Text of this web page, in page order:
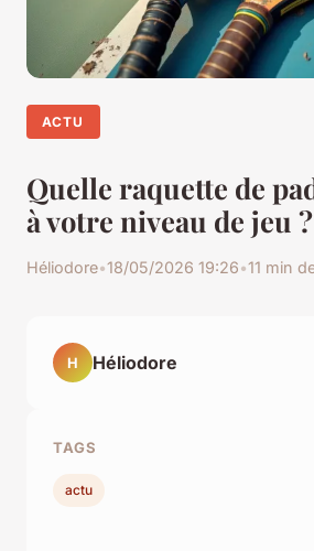
ACTU
Quelle raquette de
à votre niveau de jeu ?
Héliodore•18/05/2026 19:26•11 min
H Héliodore
TAGS
actu